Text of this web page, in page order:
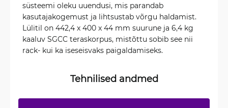
süsteemi oleku uuendusi, mis parandab
kasutajakogemust ja lihtsustab võrgu haldamist.
Lülitil on 442,4 x 400 x 44 mm suurune ja 6,4 kg
kaaluv SGCC teraskorpus, mistõttu sobib see nii
rack- kui ka iseseisvaks paigaldamiseks.
Tehnilised andmed